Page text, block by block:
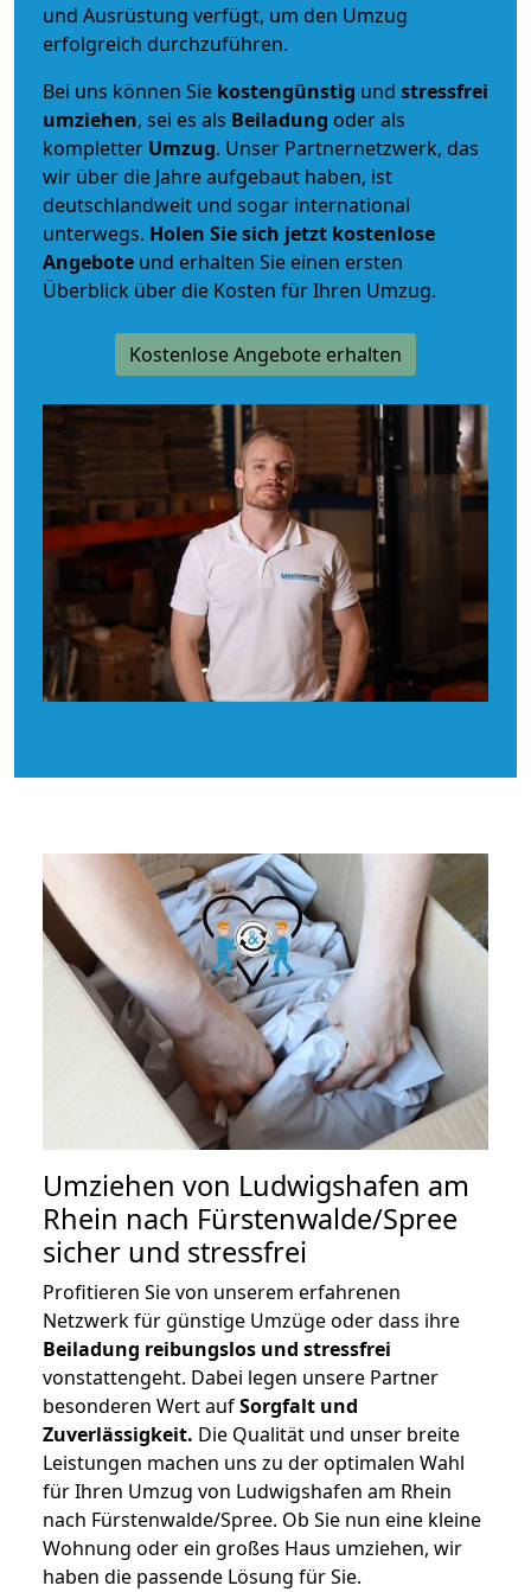
und Ausrüstung verfügt, um den Umzug
erfolgreich durchzuführen.
Bei uns können Sie kostengünstig und stressfrei
umziehen, sei es als Beiladung oder als
kompletter Umzug. Unser Partnernetzwerk, das
wir über die Jahre aufgebaut haben, ist
deutschlandweit und sogar international
unterwegs. Holen Sie sich jetzt kostenlose
Angebote und erhalten Sie einen ersten
Überblick über die Kosten für Ihren Umzug.
Kostenlose Angebote erhalten
Umziehen von Ludwigshafen am
Rhein nach Fürstenwalde/Spree
sicher und stressfrei
Profitieren Sie von unserem erfahrenen
Netzwerk für günstige Umzüge oder dass ihre
Beiladung reibungslos und stressfrei
vonstattengeht. Dabei legen unsere Partner
besonderen Wert aufSorgfalt und
Zuverlässigkeit. Die Qualität und unser breite
Leistungen machen uns zu der optimalen Wahl
für Ihren Umzug von Ludwigshafen am Rhein
nach Fürstenwalde/Spree. Ob Sie nun eine kleine
Wohnung oder ein großes Haus umziehen, wir
haben die passende Lösung für Sie.